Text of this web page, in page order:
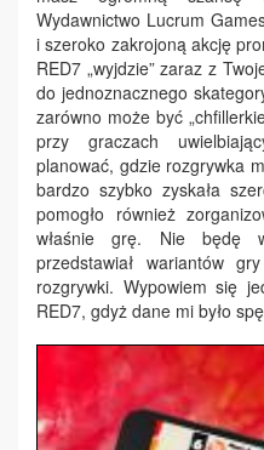
Wydawnictwo Lucrum
i szeroko zakrojoną akcję
RED7 „wyjdzie” zaraz z
do jednoznacznego
zarówno może być
przy graczach
planować, gdzie rozgrywka
bardzo szybko zyskała
pomogło również
właśnie grę. Nie będę
przedstawiał wariantów
rozgrywki. Wypowiem się
RED7, gdyż dane mi było